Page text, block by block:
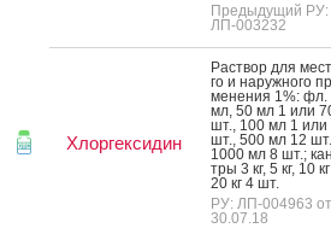
Предыдущий РУ:
ЛП-003232
Хлоргексидин
Рас­твор для
го и на­руж­но­го
мене­ния 1%: фл.
мл, 50 мл 1 или
шт., 100 мл 1 или
шт., 500 мл 12 шт.,
1000 мл 8 шт.;
тры 3 кг, 5 кг, 10
20 кг 4 шт.
РУ: ЛП-004963 от
30.07.18